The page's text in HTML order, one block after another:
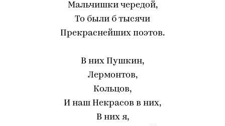
Мальчишки чередой,
То были б тысячи
Прекраснейших поэтов.
В них Пушкин,
Лермонтов,
Кольцов,
И наш Некрасов в них,
В них я,